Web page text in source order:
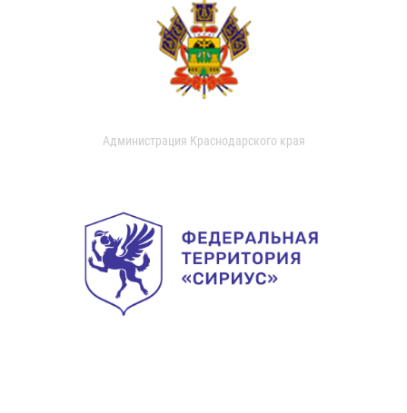
Администрация Краснодарского края